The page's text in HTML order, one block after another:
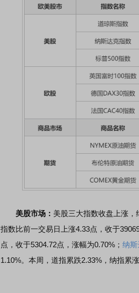
美股市场： 美股三大指数收盘上涨
指数比前一交易日上涨4.33点，收于
点，收于5304.72点，涨幅为0.70%； 纳
1.10%。本周，道指累跌2.33%，纳指累